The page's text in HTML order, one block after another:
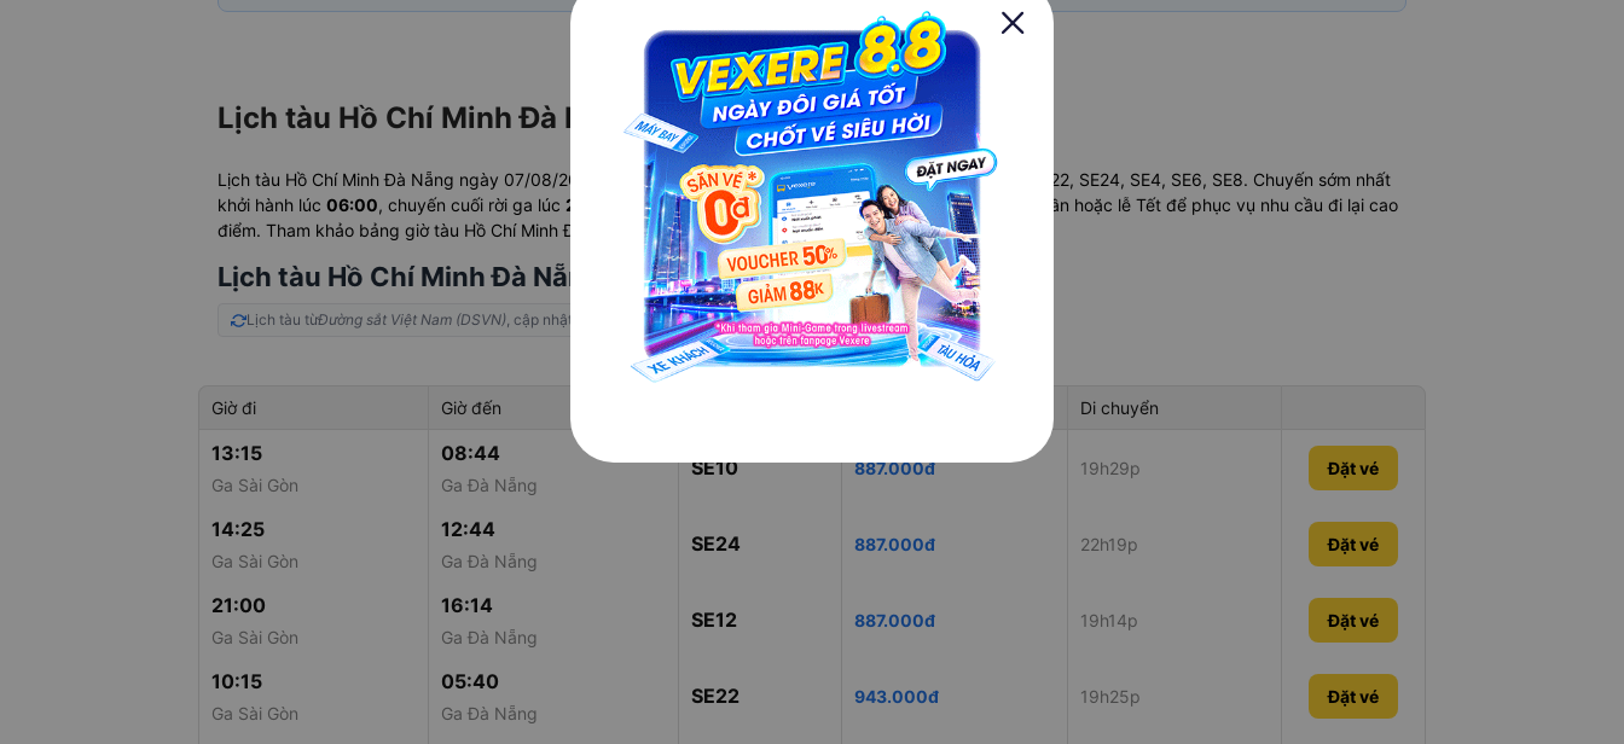
Lịch tàu Hồ Chí Minh Đà Nẵng mới nhất ngày 07/08/2026
Lịch tàu Hồ Chí Minh Đà Nẵng ngày 07/08/2026 có 8 chuyến, bao gồm các mác tàu SE10, SE12, SE2, SE22, SE24, SE4, SE6, SE8. Chuyến sớm nhất
khởi hành lúc 06:00, chuyến cuối rời ga lúc 21:00
. Tần suất các chuyến có thể tăng thêm vào dịp cuối tuần hoặc lễ Tết để phục vụ nhu cầu đi lại cao
điểm. Tham khảo bảng giờ tàu Hồ Chí Minh Đà Nẵng chi tiết cập nhật theo thời gian thực tại Vexere:
Lịch tàu Hồ Chí Minh Đà Nẵng mới nhất ngày 07/08/2026
Lịch tàu từĐường sắt Việt Nam (DSVN), cập nhật theo thời gian thực trên Vexere
Giờ đi Giờ đến Di chuyển
13:15
Ga Sài Gòn
08:44
Ga Đà Nẵng
SE10 887.000đ 19h29p Đặt vé
14:25
Ga Sài Gòn
12:44
Ga Đà Nẵng
SE24 887.000đ 22h19p Đặt vé
21:00
Ga Sài Gòn
16:14
Ga Đà Nẵng
SE12 887.000đ 19h14p Đặt vé
10:15
Ga Sài Gòn
05:40
Ga Đà Nẵng
SE22 943.000đ 19h25p Đặt vé